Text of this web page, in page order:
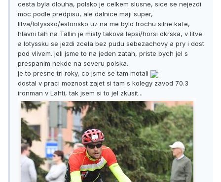
cesta byla dlouha, polsko je celkem slusne, sice se nejezdi
moc podle predpisu, ale dalnice maji super,
litva/lotyssko/estonsko uz na me bylo trochu silne kafe,
hlavni tah na Tallin je misty takova lepsi/horsi okrska, v litve
a lotyssku se jezdi zcela bez pudu sebezachovy a pry i dost
pod vlivem. jeli jsme to na jeden zatah, priste bych jel s
prespanim nekde na severu polska.
je to presne tri roky, co jsme se tam motali
dostal v praci moznost zajet si tam s kolegy zavod 70.3
ironman v Lahti, tak jsem si to jel zkusit...